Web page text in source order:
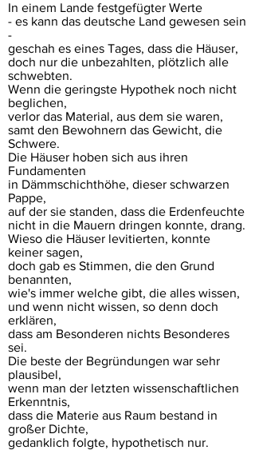
In einem Lande festgefügter Werte
- es kann das deutsche Land gewesen sein
-
geschah es eines Tages, dass die Häuser,
doch nur die unbezahlten, plötzlich alle
schwebten.
Wenn die geringste Hypothek noch nicht
beglichen,
verlor das Material, aus dem sie waren,
samt den Bewohnern das Gewicht, die
Schwere.
Die Häuser hoben sich aus ihren
Fundamenten
in Dämmschichthöhe, dieser schwarzen
Pappe,
auf der sie standen, dass die Erdenfeuchte
nicht in die Mauern dringen konnte, drang.
Wieso die Häuser levitierten, konnte
keiner sagen,
doch gab es Stimmen, die den Grund
benannten,
wie's immer welche gibt, die alles wissen,
und wenn nicht wissen, so denn doch
erklären,
dass am Besonderen nichts Besonderes
sei.
Die beste der Begründungen war sehr
plausibel,
wenn man der letzten wissenschaftlichen
Erkenntnis,
dass die Materie aus Raum bestand in
großer Dichte,
gedanklich folgte, hypothetisch nur.